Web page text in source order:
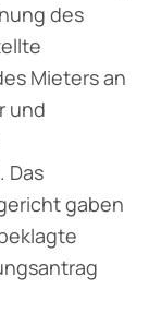
des
Mieters an
und
Das
gaben